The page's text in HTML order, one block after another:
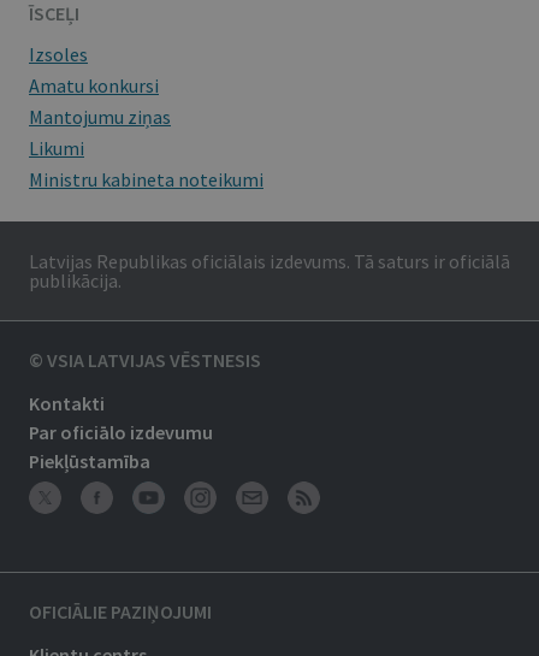
ĪSCEĻI
Izsoles
Amatu konkursi
Mantojumu ziņas
Likumi
Ministru kabineta noteikumi
Latvijas Republikas oficiālais izdevums. Tā saturs ir oficiālā
publikācija.
© VSIA LATVIJAS VĒSTNESIS
Kontakti
Par oficiālo izdevumu
Piekļūstamība
OFICIĀLIE PAZIŅOJUMI